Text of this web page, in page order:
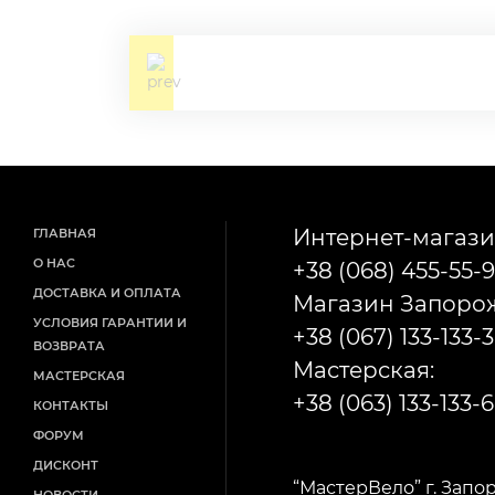
ГЛАВНАЯ
О НАС
ДОСТАВКА И ОПЛАТА
УСЛОВИЯ ГАРАНТИИ И
ВОЗВРАТА
МАСТЕРСКАЯ
КОНТАКТЫ
ФОРУМ
ДИСКОНТ
Интернет-
+38 (068) 455-55-
Магазин
+38 (067) 133-133-3
Мастерская:
+38 (063) 133-133-6
“МастерВело” г.